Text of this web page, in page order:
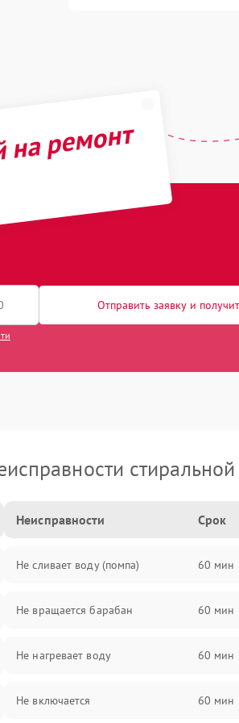
ремонт
Отправить заявку и
Неисправности Срок
Не сливает воду (помпа) 60 мин
Не вращается барабан 60 мин
Не нагревает воду 60 мин
Не включается 60 мин